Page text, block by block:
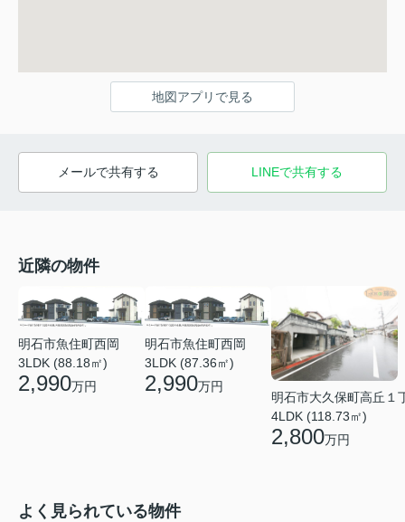
地図アプリで見る
メールで共有する LINEで共有する
近隣の物件
明石市魚住町西岡
3LDK (88.18㎡)
2,990万円
明石市魚住町西岡
3LDK (87.36㎡)
2,990万円
明石市大久保町高丘１
4LDK (118.73㎡)
2,800万円
よく見られている物件